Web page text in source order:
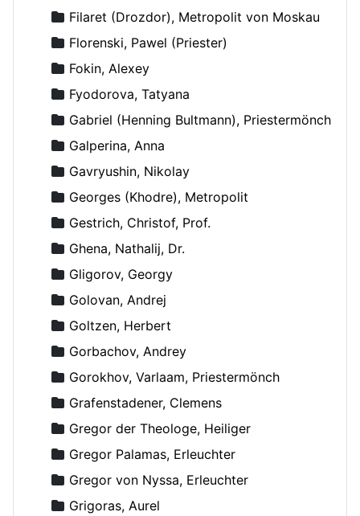
Filaret (Drozdor), Metropolit von Moskau
Florenski, Pawel (Priester)
Fokin, Alexey
Fyodorova, Tatyana
Gabriel (Henning Bultmann), Priestermönch
Galperina, Anna
Gavryushin, Nikolay
Georges (Khodre), Metropolit
Gestrich, Christof, Prof.
Ghena, Nathalij, Dr.
Gligorov, Georgy
Golovan, Andrej
Goltzen, Herbert
Gorbachov, Andrey
Gorokhov, Varlaam, Priestermönch
Grafenstadener, Clemens
Gregor der Theologe, Heiliger
Gregor Palamas, Erleuchter
Gregor von Nyssa, Erleuchter
Grigoras, Aurel